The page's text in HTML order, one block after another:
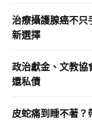
治療攝護腺癌不
新選擇
政治獻金、文教
還私債
皮蛇痛到睡不著？